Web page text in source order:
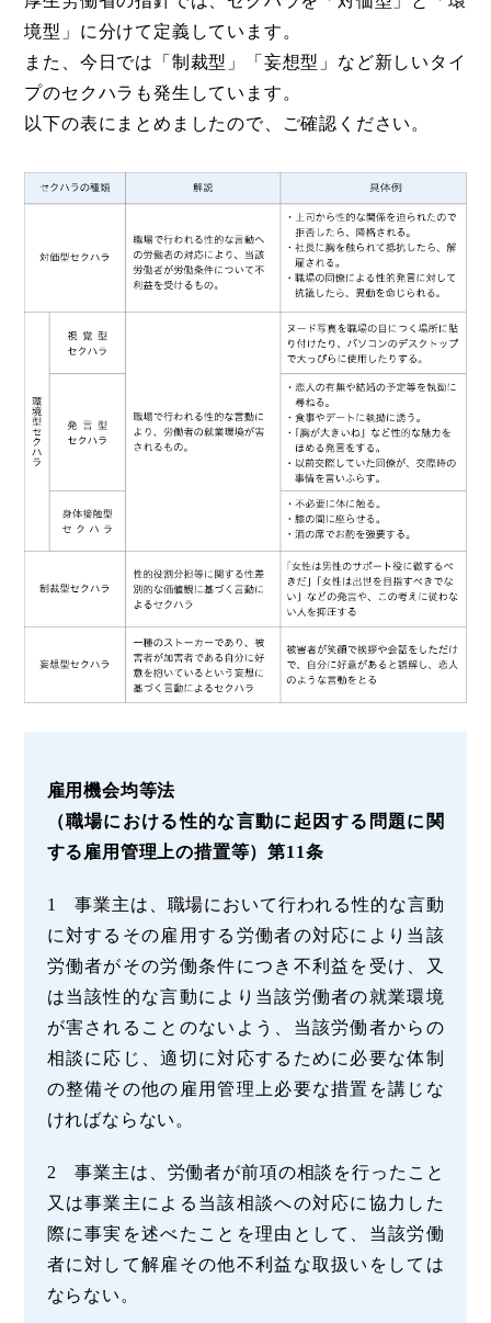
境型」に分けて定義しています。
また、今日では「制裁型」「妄想型」など新しいタイ
プのセクハラも発生しています。
以下の表にまとめましたので、ご確認ください。
雇用機会均等法
（職場における性的な言動に起因する問題に関
する雇用管理上の措置等）第11条
1 事業主は、職場において行われる性的な言動
に対するその雇用する労働者の対応により当該
労働者がその労働条件につき不利益を受け、又
は当該性的な言動により当該労働者の就業環境
が害されることのないよう、当該労働者からの
相談に応じ、適切に対応するために必要な体制
の整備その他の雇用管理上必要な措置を講じな
ければならない。
2 事業主は、労働者が前項の相談を行ったこと
又は事業主による当該相談への対応に協力した
際に事実を述べたことを理由として、当該労働
者に対して解雇その他不利益な取扱いをしては
ならない。